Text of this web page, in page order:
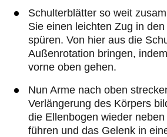
Schulterblätter so weit
Sie einen leichten Zug in
spüren. Von hier aus die
Außenrotation bringen,
vorne oben gehen.
Nun Arme nach oben
Verlängerung des Körpers
die Ellenbogen wieder
führen und das Gelenk in